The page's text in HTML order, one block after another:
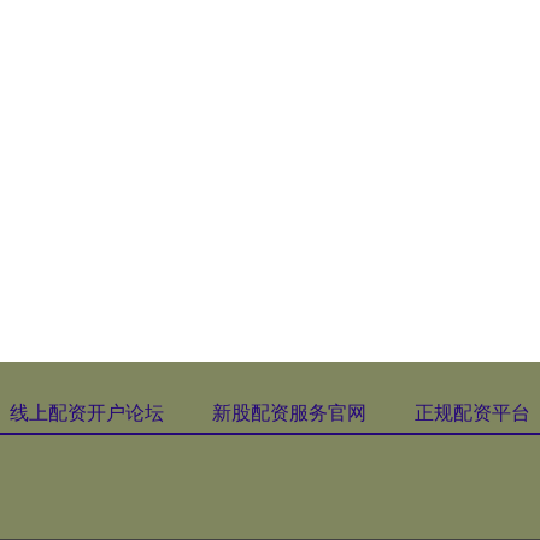
线上配资开户论坛 新股配资服务官网 正规配资平台